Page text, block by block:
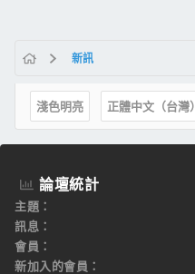
新訊
淺色明亮 正體中文（台灣）
論壇統計
主題
訊息
會員
新加入的會員